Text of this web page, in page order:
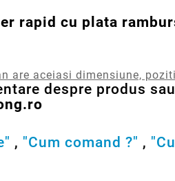
rapid cu plata
are aceiasi dimensiune,
despre produs
, "Cum comand ?" ,